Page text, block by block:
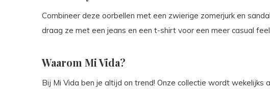
Combineer deze oorbellen met een zwierige zomerjurk en
draag ze met een jeans en een t-shirt voor een meer casual
Waarom Mi Vida?
Bij Mi Vida ben je altijd on trend! Onze collectie wordt wekelijks